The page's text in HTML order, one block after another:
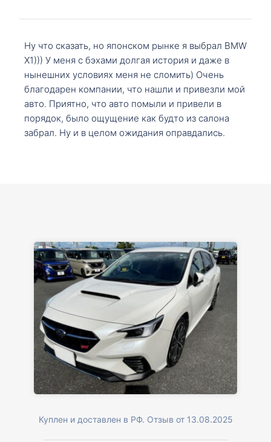
Ну что сказать, но японском рынке я выбрал BMW
X1))) У меня с бэхами долгая история и даже в
нынешних условиях меня не сломить) Очень
благодарен компании, что нашли и привезли мой
авто. Приятно, что авто помыли и привели в
порядок, было ощущение как будто из салона
забрал. Ну и в целом ожидания оправдались.
Куплен и доставлен в РФ. Отзыв от 13.08.2025